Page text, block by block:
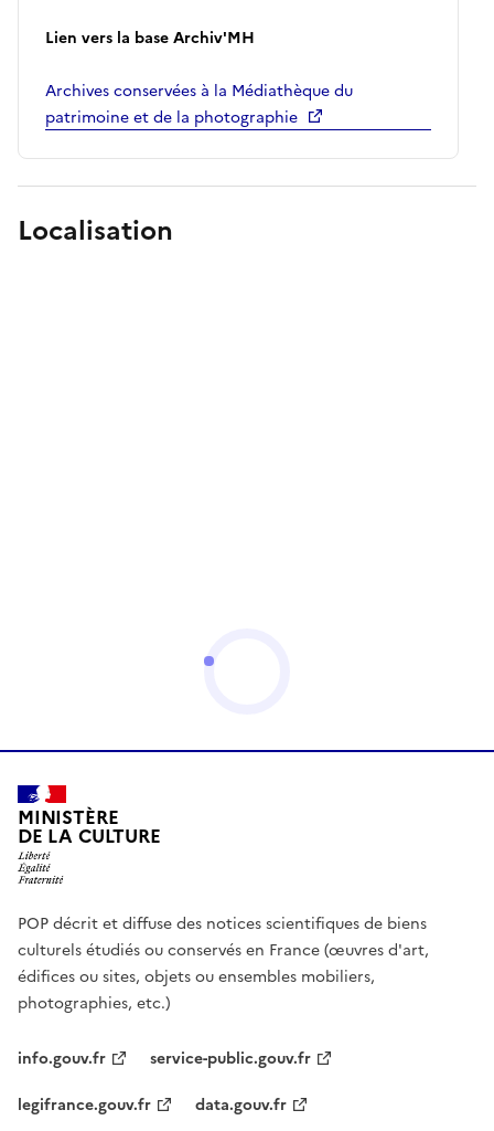
Lien vers la base Archiv'MH
Archives conservées à la Médiathèque du
patrimoine et de la photographie
Localisation
MINISTÈRE
DE LA CULTURE
POP décrit et diffuse des notices scientifiques de biens
culturels étudiés ou conservés en France (œuvres d'art,
édifices ou sites, objets ou ensembles mobiliers,
photographies, etc.)
info.gouv.fr
service-public.gouv.fr
legifrance.gouv.fr
data.gouv.fr